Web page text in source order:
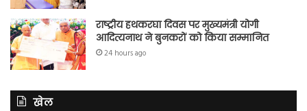
राष्ट्रीय हथकरघा दिवस पर मुख्यमंत्री योगी
आदित्यनाथ ने बुनकरों को किया सम्मानित
24 hours ago
खेल